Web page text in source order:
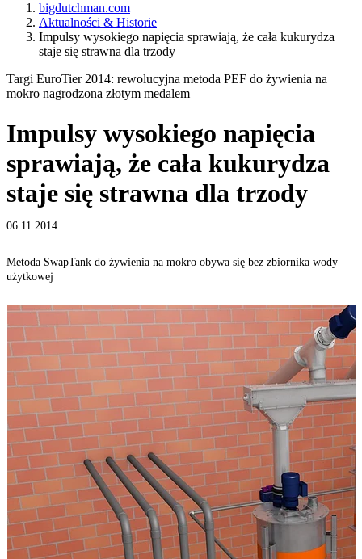
bigdutchman.com
Aktualności & Historie
Impulsy wysokiego napięcia sprawiają, że cała kukurydza
staje się strawna dla trzody
Targi EuroTier 2014: rewolucyjna metoda PEF do żywienia na
mokro nagrodzona złotym medalem
Impulsy wysokiego napięcia
sprawiają, że cała kukurydza
staje się strawna dla trzody
06.11.2014
Metoda SwapTank do żywienia na mokro obywa się bez zbiornika wody
użytkowej